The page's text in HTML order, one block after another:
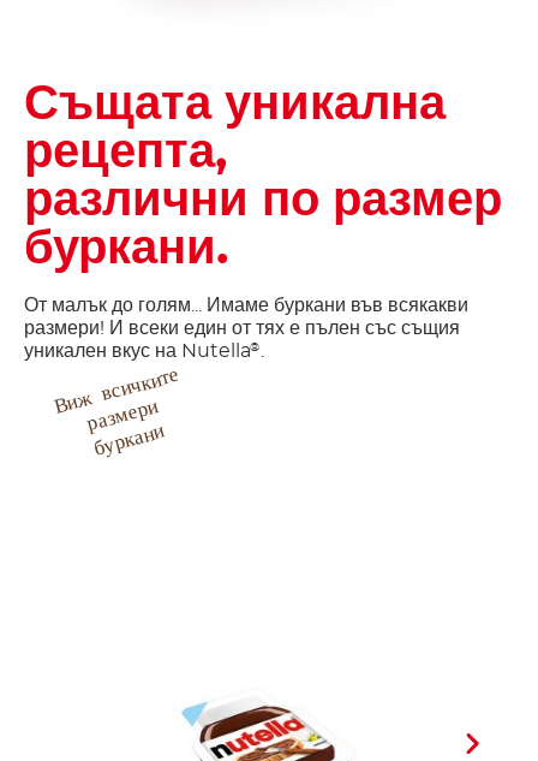
Същата уникална
рецепта,
различни по размер
буркани.
От малък до голям... Имаме буркани във всякакви
размери! И всеки един от тях е пълен със същия
уникален вкус на Nutella®
В
и
ж
в
с
и
ч
к
ит
е
р
аз
м
е
р
и
б
у
р
к
а
н
и